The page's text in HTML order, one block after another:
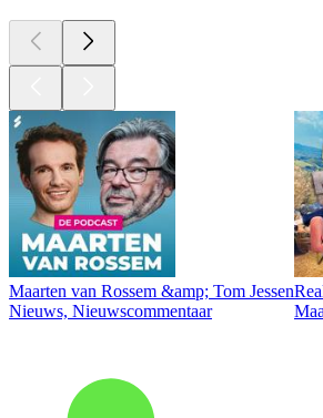
Maarten van Rossem &amp; Tom Jessen
Nieuws, Nieuwscommentaar